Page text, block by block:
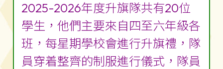
2025-2026年度升旗隊共有20位
學生，他們主要來自四至六年級各
班，每星期學校會進行升旗禮，隊
員穿着整齊的制服進行儀式，隊員